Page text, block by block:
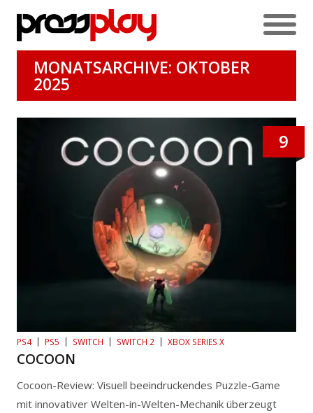
MONATSARCHIVE: OKTOBER
2025
9
PS4 PS5 SWITCH SWITCH 2 XBOX SERIES X
COCOON
Cocoon-Review: Visuell beeindruckendes Puzzle-Game
mit innovativer Welten-in-Welten-Mechanik überzeugt